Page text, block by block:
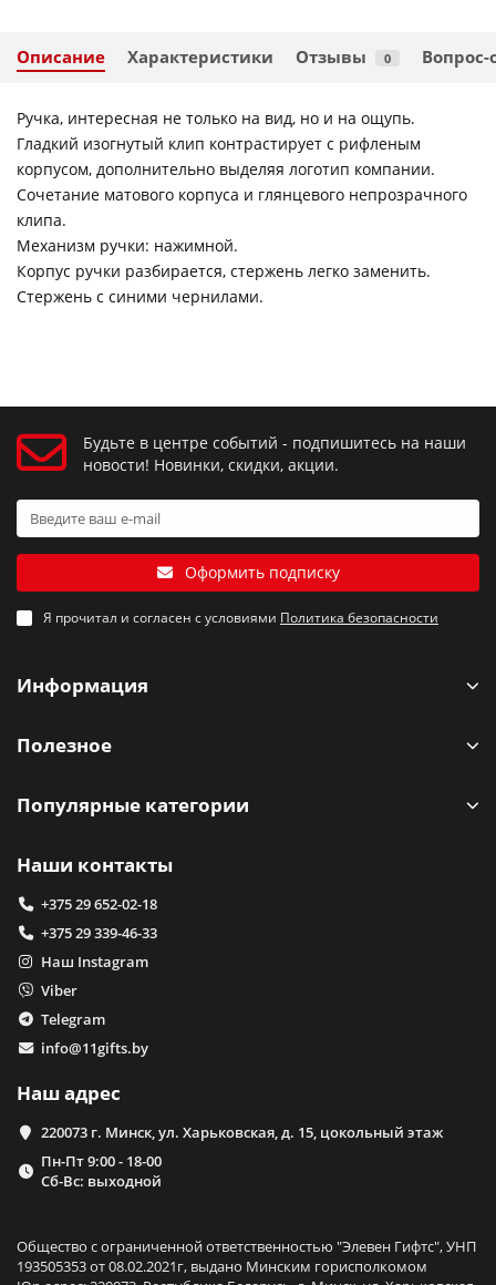
Описание Характеристики Отзывы 0 Вопрос-
Ручка, интересная не только на вид, но и на ощупь.
Гладкий изогнутый клип контрастирует с рифленым
корпусом, дополнительно выделяя логотип компании.
Сочетание матового корпуса и глянцевого непрозрачного
клипа.
Механизм ручки: нажимной.
Корпус ручки разбирается, стержень легко заменить.
Стержень с синими чернилами.
Будьте в центре событий - подпишитесь на наши
новости! Новинки, скидки, акции.
Оформить подписку
Я прочитал и согласен с условиями Политика безопасности
Информация
Полезное
Популярные категории
Наши контакты
+375 29 652-02-18
+375 29 339-46-33
Наш Instagram
Viber
Telegram
info@11gifts.by
Наш адрес
220073 г. Минск, ул. Харьковская, д. 15, цокольный этаж
Пн-Пт 9:00 - 18-00
Сб-Вс: выходной
Общество с ограниченной ответственностью "Элевен Гифтс", УНП
193505353 от 08.02.2021г, выдано Минским горисполкомом